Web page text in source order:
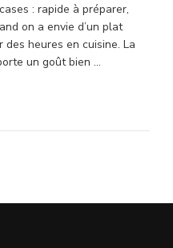
: rapide à préparer,
on a envie d’un plat
heures en cuisine. La
un goût bien …